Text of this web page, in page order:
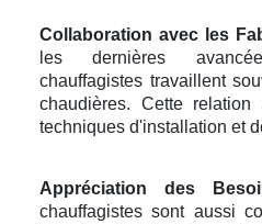
Collaboration avec les
les dernières
chauffagistes travaillent
chaudières. Cette
techniques d'installation et
Appréciation des
chauffagistes sont aussi